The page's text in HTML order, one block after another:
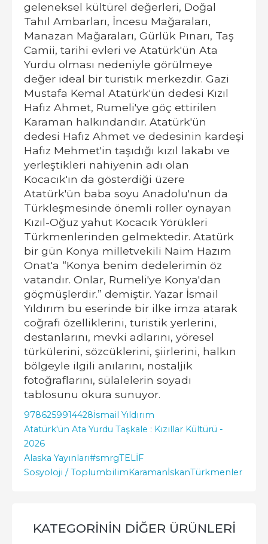
geleneksel kültürel değerleri, Doğal
Tahıl Ambarları, İncesu Mağaraları,
Manazan Mağaraları, Gürlük Pınarı, Taş
Camii, tarihi evleri ve Atatürk'ün Ata
Yurdu olması nedeniyle görülmeye
değer ideal bir turistik merkezdir. Gazi
Mustafa Kemal Atatürk'ün dedesi Kızıl
Hafız Ahmet, Rumeli'ye göç ettirilen
Karaman halkındandır. Atatürk'ün
dedesi Hafız Ahmet ve dedesinin kardeşi
Hafız Mehmet'in taşıdığı kızıl lakabı ve
yerleştikleri nahiyenin adı olan
Kocacık'ın da gösterdiği üzere
Atatürk'ün baba soyu Anadolu'nun da
Türkleşmesinde önemli roller oynayan
Kızıl-Oğuz yahut Kocacık Yörükleri
Türkmenlerinden gelmektedir. Atatürk
bir gün Konya milletvekili Naim Hazım
Onat'a “Konya benim dedelerimin öz
vatandır. Onlar, Rumeli'ye Konya'dan
göçmüşlerdir.” demiştir. Yazar İsmail
Yıldırım bu eserinde bir ilke imza atarak
coğrafi özelliklerini, turistik yerlerini,
destanlarını, mevki adlarını, yöresel
türkülerini, sözcüklerini, şiirlerini, halkın
bölgeyle ilgili anılarını, nostaljik
fotoğraflarını, sülalelerin soyadı
tablosunu okura sunuyor.
9786259914428İsmail Yıldırım
Atatürk'ün Ata Yurdu Taşkale : Kızıllar Kültürü -
2026
Alaska Yayınları#smrgTELİF
Sosyoloji / ToplumbilimKaramanİskanTürkmenler
KATEGORININ DIĞER ÜRÜNLERI